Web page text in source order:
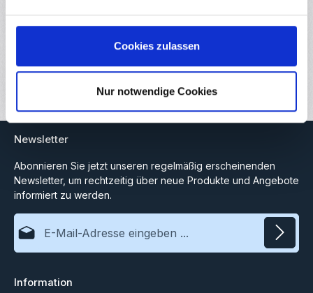
Cookies zulassen
Nur notwendige Cookies
Produktnummer:
Gewicht:
Newsletter
Abonnieren Sie jetzt unseren regelmäßig erscheinenden
Newsletter, um rechtzeitig über neue Produkte und Angebote
informiert zu werden.
E-Mail-Adresse*
Ich habe dieDatenschutzbestimmungen
Information